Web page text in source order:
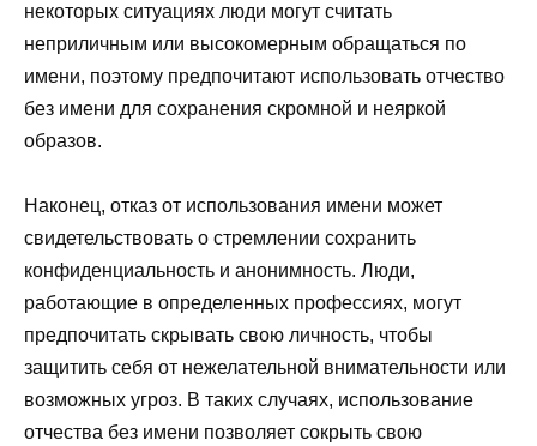
некоторых ситуациях люди могут считать
неприличным или высокомерным обращаться по
имени, поэтому предпочитают использовать отчество
без имени для сохранения скромной и неяркой
образов.
Наконец, отказ от использования имени может
свидетельствовать о стремлении сохранить
конфиденциальность и анонимность. Люди,
работающие в определенных профессиях, могут
предпочитать скрывать свою личность, чтобы
защитить себя от нежелательной внимательности или
возможных угроз. В таких случаях, использование
отчества без имени позволяет сокрыть свою